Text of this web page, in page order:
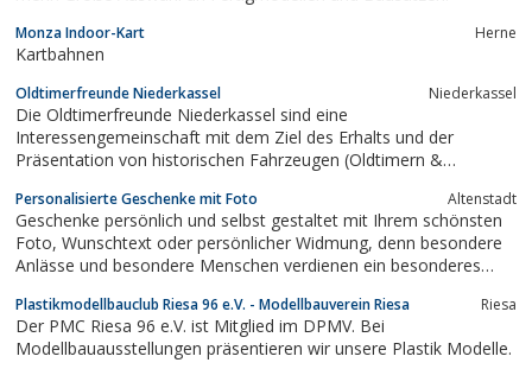
Monza Indoor-Kart Herne
Kartbahnen
Oldtimerfreunde Niederkassel Niederkassel
Die Oldtimerfreunde Niederkassel sind eine
Interessengemeinschaft mit dem Ziel des Erhalts und der
Präsentation von historischen Fahrzeugen (Oldtimern &
erfolgreich ein Oldtimertreffen.
Personalisierte Geschenke mit Foto Altenstadt
Geschenke persönlich und selbst gestaltet mit Ihrem schönsten
Foto, Wunschtext oder persönlicher Widmung, denn besondere
Anlässe und besondere Menschen verdienen ein besonderes
Plastikmodellbauclub Riesa 96 e.V. - Modellbauverein Riesa Riesa
Der PMC Riesa 96 e.V. ist Mitglied im DPMV. Bei
Modellbauausstellungen präsentieren wir unsere Plastik Modelle.